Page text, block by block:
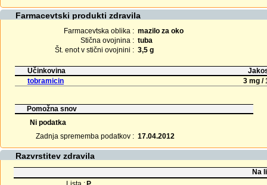
Farmacevtski produkti zdravila
Farmacevtska oblika : mazilo za oko
Stična ovojnina : tuba
Št. enot v stični ovojnini : 3,5 g
Učinkovina
tobramicin
3 mg /
Pomožna snov
Ni podatka
Zadnja sprememba podatkov : 17.04.2012
Razvrstitev zdravila
Na